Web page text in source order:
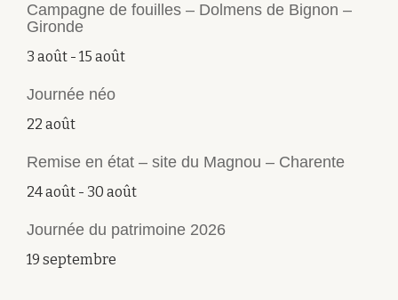
Campagne de fouilles – Dolmens de Bignon –
Gironde
3 août - 15 août
Journée néo
22 août
Remise en état – site du Magnou – Charente
24 août - 30 août
Journée du patrimoine 2026
19 septembre